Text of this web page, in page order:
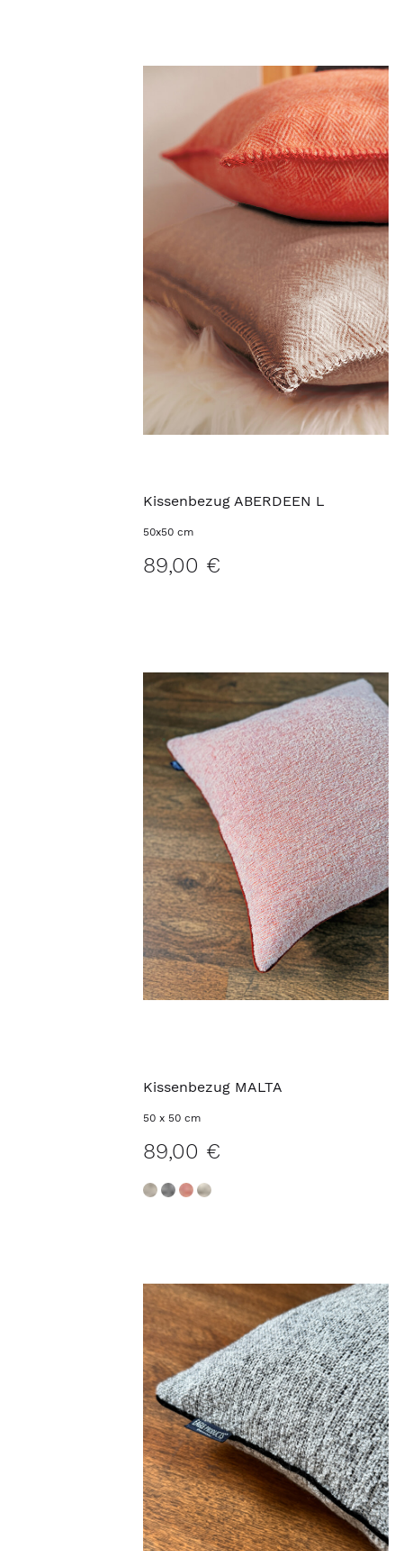
Kissenbezug ABERDEEN L
50x50 cm
89,00 €
Kissenbezug MALTA
50 x 50 cm
89,00 €